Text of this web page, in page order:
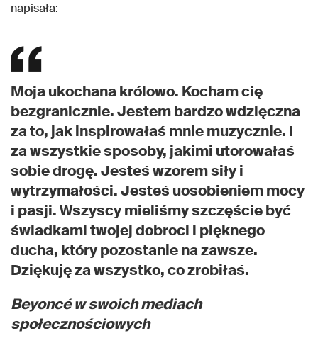
napisała:
Moja ukochana królowo. Kocham cię
bezgranicznie. Jestem bardzo wdzięczna
za to, jak inspirowałaś mnie muzycznie. I
za wszystkie sposoby, jakimi utorowałaś
sobie drogę. Jesteś wzorem siły i
wytrzymałości. Jesteś uosobieniem mocy
i pasji. Wszyscy mieliśmy szczęście być
świadkami twojej dobroci i pięknego
ducha, który pozostanie na zawsze.
Dziękuję za wszystko, co zrobiłaś.
Beyoncé w swoich mediach
społecznościowych